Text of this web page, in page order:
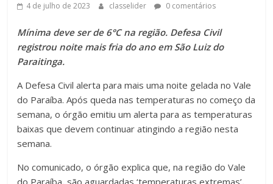
4 de julho de 2023 classelider 0 comentários
Mínima deve ser de 6°C na região. Defesa Civil
registrou noite mais fria do ano em São Luiz do
Paraitinga.
A Defesa Civil alerta para mais uma noite gelada no Vale
do Paraíba. Após queda nas temperaturas no começo da
semana, o órgão emitiu um alerta para as temperaturas
baixas que devem continuar atingindo a região nesta
semana.
No comunicado, o órgão explica que, na região do Vale